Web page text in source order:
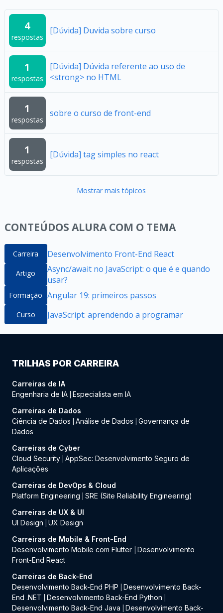
4
respostas
[Dúvida] Duvida sobre curso
1
respostas
[Dúvida] Dúvida referente ao uso de
<strong> no HTML
1
respostas
sobre o curso de front-end
1
respostas
[Dúvida] tag simples no react
Mostrar mais tópicos
CONTEÚDOS ALURA COM O TEMA
Carreira Desenvolvimento Front-End React
Artigo
Async/await no JavaScript: o que é e quando
usar?
Formação Angular 19: primeiros passos
Curso JavaScript: aprendendo a programar
TRILHAS POR CARREIRA
Carreiras de IA
Engenharia de IA Especialista em IA
Carreiras de Dados
Ciência de Dados
Análise de Dados
Governança de
Dados
Carreiras de Cyber
Cloud Security AppSec: Desenvolvimento Seguro de
Aplicações
Carreiras de DevOps & Cloud
Platform Engineering
SRE (Site Reliability Engineering)
Carreiras de UX & UI
UI Design
UX Design
Carreiras de Mobile & Front-End
Desenvolvimento Mobile com Flutter
Desenvolvimento
Front-End React
Carreiras de Back-End
Desenvolvimento Back-End PHP
Desenvolvimento Back-
End .NET
Desenvolvimento Back-End Python
Desenvolvimento Back-End Java
Desenvolvimento Back-